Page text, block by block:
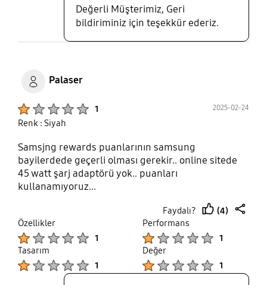
Değerli Müşterimiz, Geri
bildiriminiz için teşekkür ederiz.
Palaser
1 2025-02-24
Renk : Siyah
Samsjng rewards puanlarının samsung
bayilerdede geçerli olması gerekir.. online sitede
45 watt şarj adaptörü yok.. puanları
kullanamıyoruz...
Faydalı?
up
(4)
Özellikler
1
Performans
1
Tasarım
1
Değer
1